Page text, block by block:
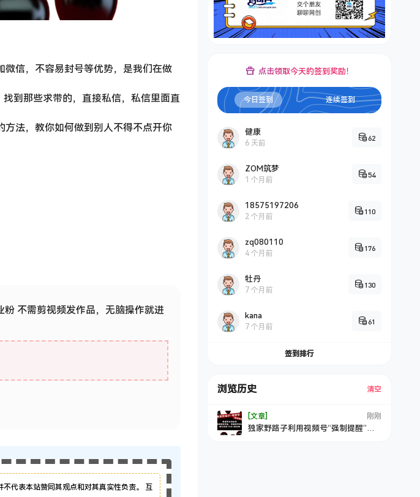
信，不容易封号等优势，是我们在做
到那些求带的，直接私信，私信里面直
法，教你如何做到别人不得不点开你
不需剪视频发作品，无脑操作就进
代表本站赞同其观点和对其真实性负责。 互
点击领取今天的签到奖励！
今日签到 连续签到
健康
6 天前
62
ZOM筑梦
1 个月前
54
18575197206
2 个月前
110
zq080110
4 个月前
176
牡丹
7 个月前
130
kana
7 个月前
61
签到排行
浏览历史 清空
[文章] 刚刚
独家野路子利用视频号“强制提醒”，